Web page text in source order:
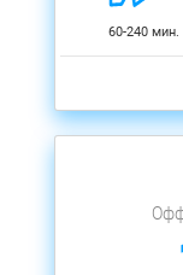
60-240 мин.